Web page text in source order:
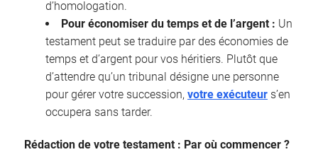
d’homologation.
Pour économiser du temps et de l’argent : Un
testament peut se traduire par des économies de
temps et d’argent pour vos héritiers. Plutôt que
d’attendre qu’un tribunal désigne une personne
pour gérer votre succession, votre exécuteur s’en
occupera sans tarder.
Rédaction de votre testament : Par où commencer ?